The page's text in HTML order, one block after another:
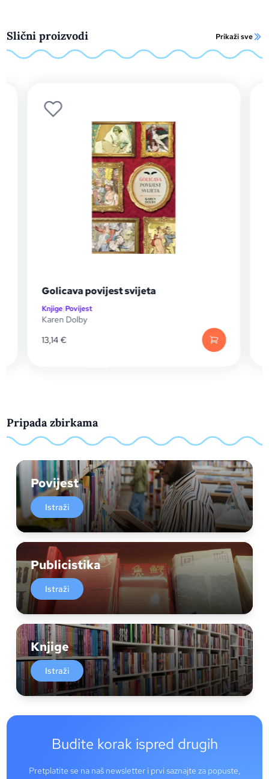
Slični proizvodi Prikaži sve
Golicava povijest svijeta
Knjige|Povijest
Karen Dolby
13,14€
Pripada zbirkama
Povijest
Istraži
Publicistika
Istraži
Knjige
Istraži
Budite korak ispred drugih
Pretplatite se na naš newsletter i prvi saznajte za popuste,